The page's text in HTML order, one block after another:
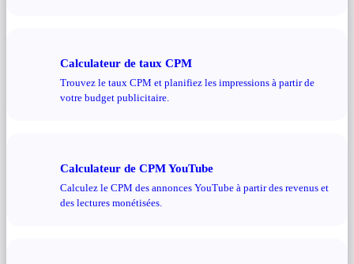
Calculateur de taux CPM
Trouvez le taux CPM et planifiez les impressions à partir de
votre budget publicitaire.
Calculateur de CPM YouTube
Calculez le CPM des annonces YouTube à partir des revenus et
des lectures monétisées.